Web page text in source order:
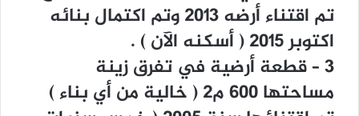
ﺗﻢ ﺍﻗﺘﻨﺎﺀ ﺃﺭﺿﻪ ٢٠١٣ ﻭﺗﻢ ﺍﻛﺘﻤﺎﻝ ﺑﻨﺎﺋﻪ
ﺍﻛﺘﻮﺑﺮ ٢٠١٥ ‏( ﺃﺳﻜﻨﻪ ﺍﻵﻥ ‏) .
٣ – ﻗﻄﻌﺔ ﺃﺭﺿﻴﺔ ﻓﻲ ﺗﻔﺮﻕ ﺯﻳﻨﺔ
ﻣﺴﺎﺣﺘﻬﺎ ٦٠٠ ﻡ٢ ‏( ﺧﺎﻟﻴﺔ ﻣﻦ ﺃﻱ ﺑﻨﺎﺀ ‏)